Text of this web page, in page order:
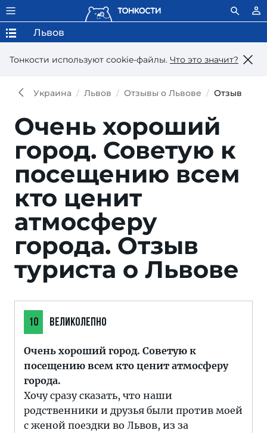
Тонкости используют сookie-файлы. Что это значит?
Львов
Украина Львов Отзывы о Львове Отзыв
Очень хороший
город. Советую к
посещению всем
кто ценит
атмосферу
города. Отзыв
туриста о Львове
10 ВЕЛИКОЛЕПНО
Очень хороший город. Советую к
посещению всем кто ценит атмосферу
города.
Хочу сразу сказать, что наши
родственники и друзья были против моей
с женой поездки во Львов, из за